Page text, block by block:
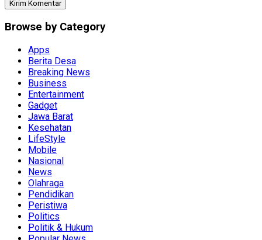
Browse by Category
Apps
Berita Desa
Breaking News
Business
Entertainment
Gadget
Jawa Barat
Kesehatan
LifeStyle
Mobile
Nasional
News
Olahraga
Pendidikan
Peristiwa
Politics
Politik & Hukum